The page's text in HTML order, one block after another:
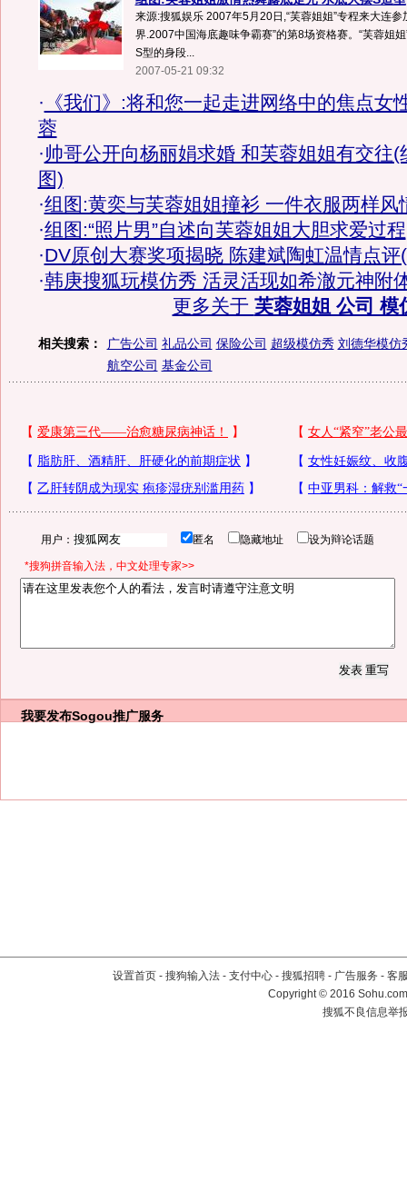
来源:搜狐娱乐 2007年5月20日,“芙蓉姐姐”专程来大连参
界.2007中国海底趣味争霸赛”的第8场资格赛。“芙蓉姐
S型的身段...
2007-05-21 09:32
· 《我们》:将和您一起走进网络中的焦点女
蓉
·帅哥公开向杨丽娟求婚 和芙蓉姐姐有交往(
图)
·组图:黄奕与芙蓉姐姐撞衫 一件衣服两样风
·组图:“照片男”自述向芙蓉姐姐大胆求爱过程
·DV原创大赛奖项揭晓 陈建斌陶虹温情点评
·韩庚搜狐玩模仿秀 活灵活现如希澈元神附
更多关于 芙蓉姐姐 公司 模
相关搜索： 广告公司 礼品公司 保险公司 超级模仿秀 刘德华模仿
航空公司 基金公司
用户： 匿名 隐藏地址 设为辩论话题
*搜狗拼音输入法，中文处理专家>>
我要发布Sogou推广服务
设置首页 - 搜狗输入法 - 支付中心 - 搜狐招聘 - 广告服务 - 客
Copyright©2016
搜狐不良信息举